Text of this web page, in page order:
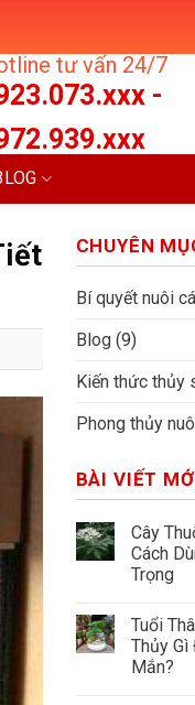
tư vấn 24/7
-
CHUYÊN
Bí quyết nuôi cá
Blog(9)
Kiến thức thủy
Phong thủy
BÀI VIẾT
Cây
Cách
Trọng
Tuổi
Thủy Gì
Mắn?